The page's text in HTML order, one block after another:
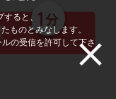
ると、
ものとみなします。
の受信を許可して下さ